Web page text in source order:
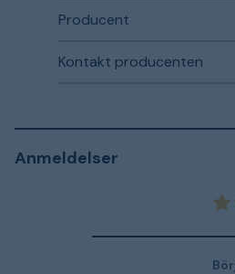
Producent
Kontakt producenten
Anmeldelser